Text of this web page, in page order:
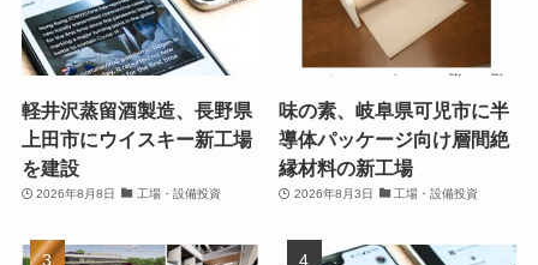
軽井沢蒸留酒製造、長野県
上田市にウイスキー新工場
を建設
2026年8月8日 工場・設備投資
味の素、岐阜県可児市に半
導体パッケージ向け層間絶
縁材料の新工場
2026年8月3日 工場・設備投資